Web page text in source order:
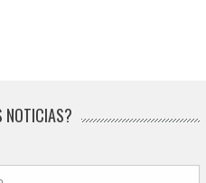
NOTICIAS?